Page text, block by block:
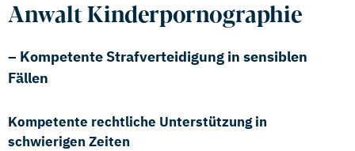
Anwalt Kinderpornographie
– Kompetente Strafverteidigung in sensiblen
Fällen
Kompetente rechtliche Unterstützung in
schwierigen Zeiten